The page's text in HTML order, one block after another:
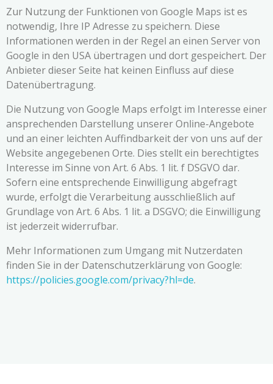
Zur Nutzung der Funktionen von Google Maps ist es
notwendig, Ihre IP Adresse zu speichern. Diese
Informationen werden in der Regel an einen Server von
Google in den USA übertragen und dort gespeichert. Der
Anbieter dieser Seite hat keinen Einfluss auf diese
Datenübertragung.
Die Nutzung von Google Maps erfolgt im Interesse einer
ansprechenden Darstellung unserer Online-Angebote
und an einer leichten Auffindbarkeit der von uns auf der
Website angegebenen Orte. Dies stellt ein berechtigtes
Interesse im Sinne von Art. 6 Abs. 1 lit. f DSGVO dar.
Sofern eine entsprechende Einwilligung abgefragt
wurde, erfolgt die Verarbeitung ausschließlich auf
Grundlage von Art. 6 Abs. 1 lit. a DSGVO; die Einwilligung
ist jederzeit widerrufbar.
Mehr Informationen zum Umgang mit Nutzerdaten
finden Sie in der Datenschutzerklärung von Google:
https://policies.google.com/privacy?hl=de.